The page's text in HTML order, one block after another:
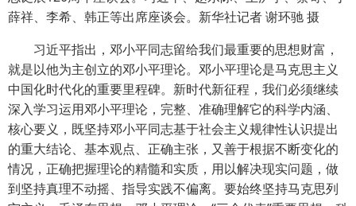
薛祥、李希、韩正等出席座谈会。新华社记者 谢环驰 摄
习近平指出，邓小平同志留给我们最重要的思想财富，
就是以他为主创立的邓小平理论。邓小平理论是马克思主义
中国化时代化的重要里程碑。新时代新征程，我们必须继续
深入学习运用邓小平理论，完整、准确理解它的科学内涵、
核心要义，既坚持邓小平同志基于社会主义规律性认识提出
的重大结论、基本观点、正确主张，又善于根据不断变化的
情况，正确把握理论的精髓和实质，用以解决现实问题，做
到坚持真理不动摇、指导实践不偏离。要始终坚持马克思列